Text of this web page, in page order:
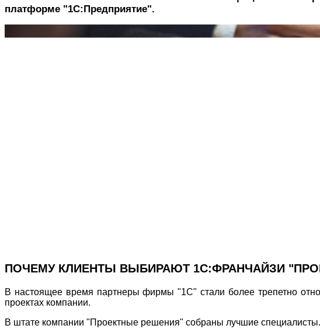
платформе "1С:Предприятие".
ПОЧЕМУ КЛИЕНТЫ ВЫБИРАЮТ 1С:ФРАНЧАЙЗИ
В настоящее время партнеры фирмы "1С" стали более трепетно
проектах компании.
В штате компании "Проектные решения" собраны лучшие